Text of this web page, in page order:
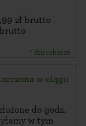
zł brutto
brutto
* dni robocze
w ciągu
do godz.
w tym